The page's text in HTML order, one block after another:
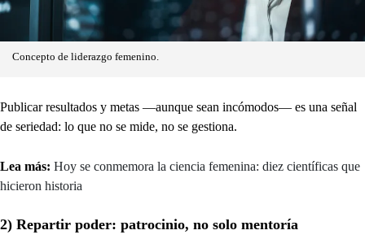
Concepto de liderazgo femenino.
Publicar resultados y metas —aunque sean incómodos— es una señal
de seriedad: lo que no se mide, no se gestiona.
Lea más: Hoy se conmemora la ciencia femenina: diez científicas que
hicieron historia
2) Repartir poder: patrocinio, no solo mentoría